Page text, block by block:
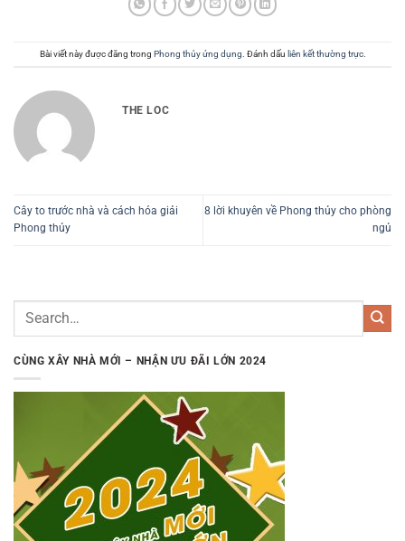
Bài viết này được đăng trong Phong thủy ứng dụng. Đánh dấu liên kết thường trực.
THE LOC
Cây to trước nhà và cách hóa giải
Phong thủy
8 lời khuyên về Phong thủy cho phòng
ngủ
CÙNG XÂY NHÀ MỚI – NHẬN ƯU ĐÃI LỚN 2024